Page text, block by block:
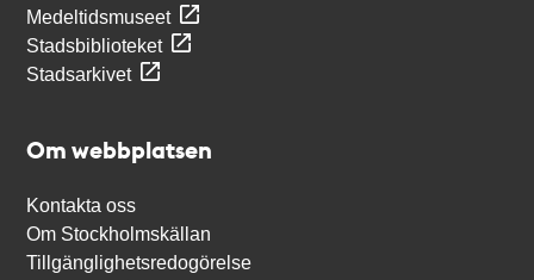
Medeltidsmuseet
Stadsbiblioteket
Stadsarkivet
Om webbplatsen
Kontakta oss
Om Stockholmskällan
Tillgänglighetsredogörelse